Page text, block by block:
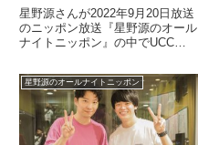
星野源さんが2022年9月20日放送
のニッポン放送『星野源のオール
ナイトニッポン』の中でUCCの
介。その中でした味噌汁の具の話
から、土井善晴さんの『一汁一菜
でよいという提案』を読んでフラ
イドチキン味噌汁を作ってみた話
をしていました。
星野源のオールナイトニッポン